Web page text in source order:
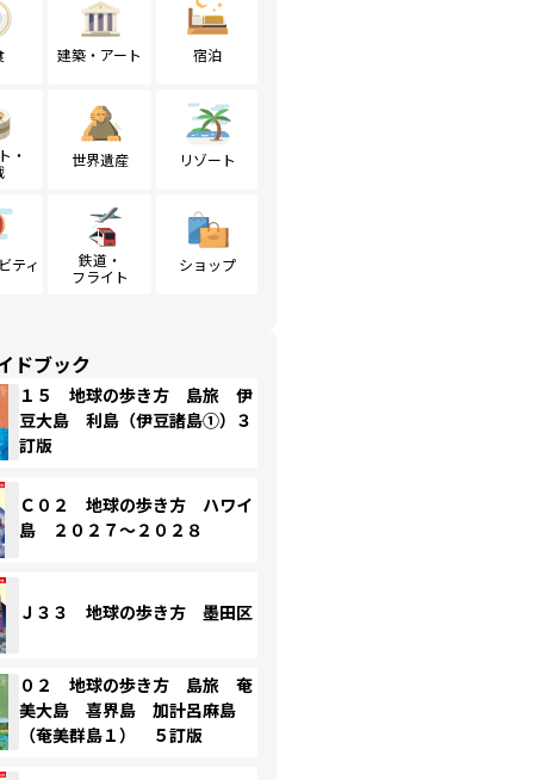
建築・アート 宿泊
・
世界遺産 リゾート
ティ
鉄道・
フライト
ショップ
ドブック
１５ 地球の歩き方 島旅 伊
豆大島 利島（伊豆諸島①）３
訂版
Ｃ０２ 地球の歩き方 ハワイ
島 ２０２７～２０２８
Ｊ３３ 地球の歩き方 墨田区
０２ 地球の歩き方 島旅 奄
美大島 喜界島 加計呂麻島
（奄美群島１） ５訂版